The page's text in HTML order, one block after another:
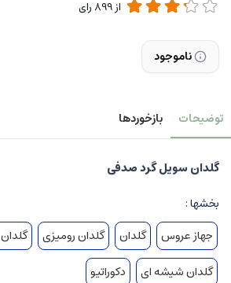
از899رای
ناموجود
توضیحات بازخوردها
گلدان سویل گرد صدفی
بخشها :
جهاز عروس
گلدان گلدان رومیزی
گلدان شیشه ای
دکوراتیو